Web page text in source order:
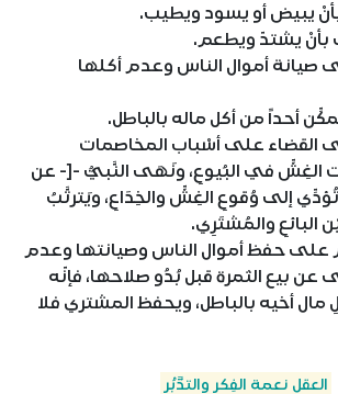
يبيض أو يسود ويطيب.
بأنْ يشتدّ ويطعم.
أموال الناس وعدم أكلها
أحداً من أكل ماله بالباطل.
القضاء على أسْباب المخاصمات
الغِشِّ في البُيوعِ، ونَهَى النَّبيُّ -[- عن
إلى وُقوعِ الغِشِّ والخِدَاعِ، ويَترتَّبُ
البائعِ والمُشتَرِي.
على حفظ أموال الناس وصيانتها وعدم
عن بيع الثمرة قبل بُدُو صلاحها، فإنّه
مال أخيه بالباطل، ويحفظ المشتري فلا
العقل نعمة الفِكر والتدَّبُر